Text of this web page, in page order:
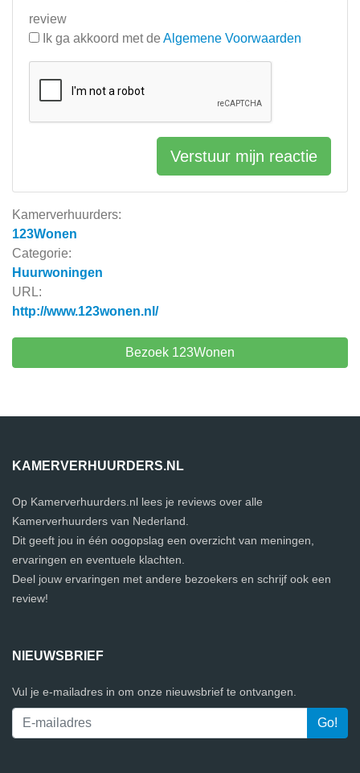
Kamerverhuurders:
123Wonen
Categorie:
Huurwoningen
URL:
http://www.123wonen.nl/
Bezoek 123Wonen
review
Ik ga akkoord met de Algemene Voorwaarden
Verstuur mijn reactie
KAMERVERHUURDERS.NL
Op Kamerverhuurders.nl lees je reviews over alle
Kamerverhuurders van Nederland.
Dit geeft jou in één oogopslag een overzicht van meningen,
ervaringen en eventuele klachten.
Deel jouw ervaringen met andere bezoekers en schrijf ook een
review!
NIEUWSBRIEF
Vul je e-mailadres in om onze nieuwsbrief te ontvangen.